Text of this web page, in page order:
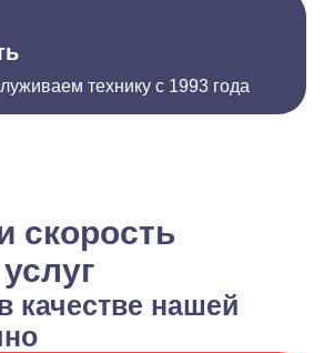
технику с 1993 года
скорость
качестве нашей